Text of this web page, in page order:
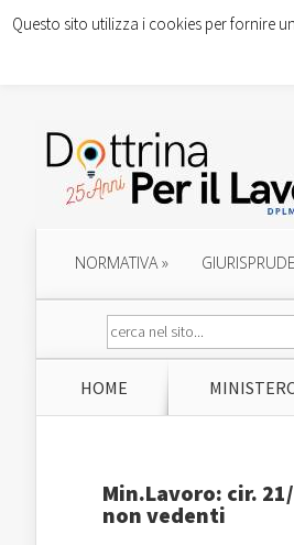
NORMATIVA»
HOME
Min.Lavoro: cir.
non vedenti
Questo sito utilizza i cookies per fornire